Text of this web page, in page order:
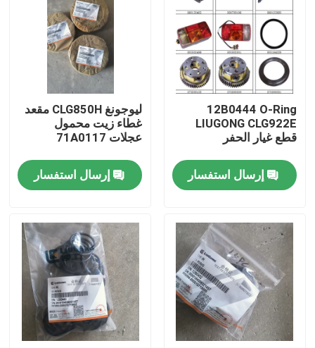
منزل
المنتجات
حول بنا
جولة في المعمل
12B0444 O-Ring
LIUGONG CLG922E
قطع غيار الحفر
إرسال استفسار
ليوجونغ CLG850H مقعد
غطاء زيت محمول
عجلات 71A0117
إرسال استفسار